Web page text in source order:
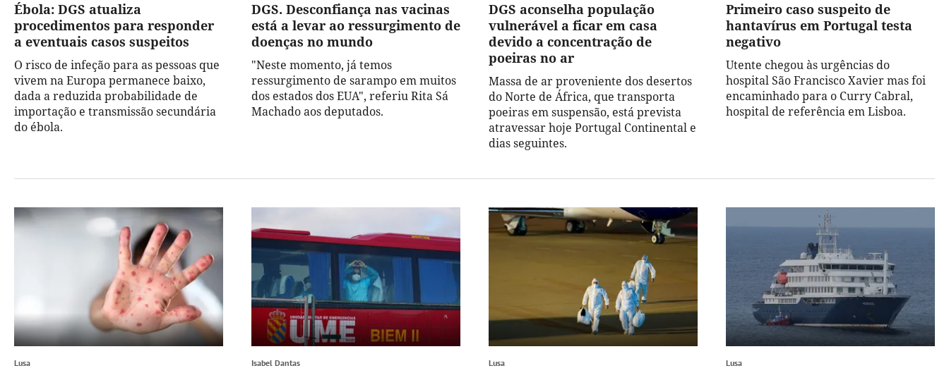
Ébola: DGS atualiza
procedimentos para responder
a eventuais casos suspeitos
O risco de infeção para as pessoas que
vivem na Europa permanece baixo,
dada a reduzida probabilidade de
importação e transmissão secundária
do ébola.
DGS. Desconfiança nas vacinas
está a levar ao ressurgimento de
doenças no mundo
"Neste momento, já temos
ressurgimento de sarampo em muitos
dos estados dos EUA", referiu Rita Sá
Machado aos deputados.
DGS aconselha população
vulnerável a ficar em casa
devido a concentração de
poeiras no ar
Massa de ar proveniente dos desertos
do Norte de África, que transporta
poeiras em suspensão, está prevista
atravessar hoje Portugal Continental e
dias seguintes.
Primeiro caso suspeito de
hantavírus em Portugal testa
negativo
Utente chegou às urgências do
hospital São Francisco Xavier mas foi
encaminhado para o Curry Cabral,
hospital de referência em Lisboa.
Lusa Isabel Dantas Lusa Lusa